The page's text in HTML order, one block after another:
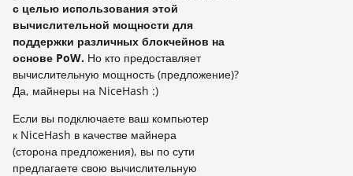
с целью использования этой
вычислительной мощности для
поддержки различных блокчейнов на
основе PoW. Но кто предоставляет
вычислительную мощность (предложение)?
Да, майнеры на NiceHash :)
Если вы подключаете ваш компьютер
к NiceHash в качестве майнера
(сторона предложения), вы по сути
предлагаете свою вычислительную